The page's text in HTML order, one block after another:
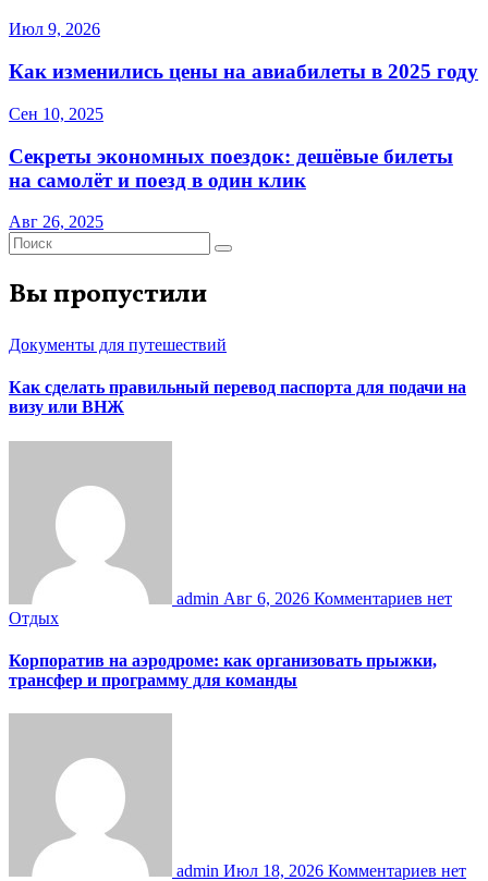
Июл 9, 2026
Как изменились цены на авиабилеты в 2025 году
Сен 10, 2025
Секреты экономных поездок: дешёвые билеты
на самолёт и поезд в один клик
Авг 26, 2025
Вы пропустили
Документы для путешествий
Как сделать правильный перевод паспорта для подачи на
визу или ВНЖ
admin Авг 6, 2026 Комментариев нет
Отдых
Корпоратив на аэродроме: как организовать прыжки,
трансфер и программу для команды
admin Июл 18, 2026 Комментариев нет